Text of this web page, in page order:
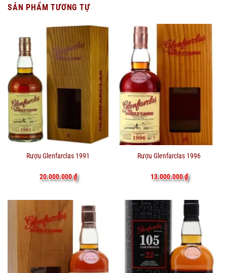
SẢN PHẨM TƯƠNG TỰ
Rượu Glenfarclas 1991
20.000.000₫
Rượu Glenfarclas 1996
13.000.000₫